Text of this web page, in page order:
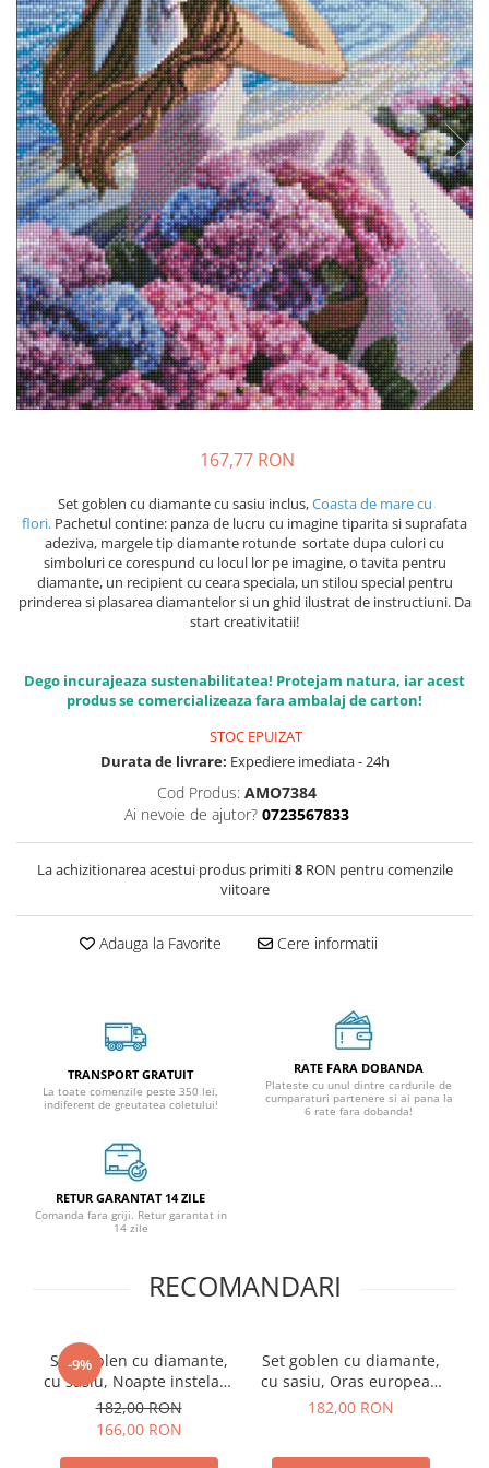
167,77 RON
Set goblen cu diamante cu sasiu inclus,Coasta de mare cu
flori. Pachetul contine: panza de lucru cu imagine tiparita si suprafata
adeziva, margele tip diamante rotunde sortate dupa culori cu
simboluri ce corespund cu locul lor pe imagine, o tavita pentru
diamante, un recipient cu ceara speciala, un stilou special pentru
prinderea si plasarea diamantelor si un ghid ilustrat de instructiuni. Da
start creativitatii!
Dego incurajeaza sustenabilitatea! Protejam natura, iar acest
produs se comercializeaza fara ambalaj de carton!
STOC EPUIZAT
Durata de livrare: Expediere imediata - 24h
Cod Produs: AMO7384
Ai nevoie de ajutor? 0723567833
La achizitionarea acestui produs primiti8RON pentru comenzile
viitoare
Adauga la Favorite Cere informatii
TRANSPORT GRATUIT
La toate comenzile peste 350 lei,
indiferent de greutatea coletului!
RATE FARA DOBANDA
Plateste cu unul dintre cardurile de
cumparaturi partenere si ai pana la
6 rate fara dobanda!
RETUR GARANTAT 14 ZILE
Comanda fara griji. Retur garantat in
14 zile
RECOMANDARI
-9%
Set goblen cu diamante,
cu sasiu, Noapte instelata
deasupra Rhonului - van
Gogh, 40x50 cm
182,00 RON
166,00 RON
Set goblen cu diamante,
cu sasiu, Oras european
colorat toamna, 40x50 cm
182,00 RON